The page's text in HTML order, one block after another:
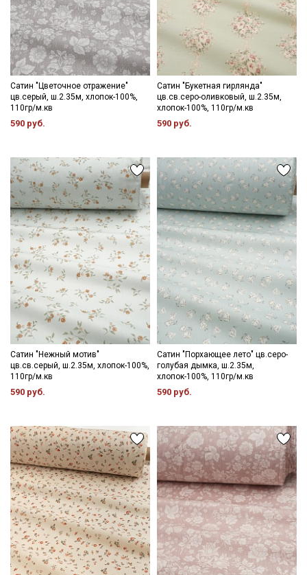
Сатин "Цветочное отражение"
цв.серый, ш.2.35м, хлопок-100%,
110гр/м.кв
590 руб.
Сатин "Букетная гирлянда"
цв.св.серо-оливковый, ш.2.35м,
хлопок-100%, 110гр/м.кв
590 руб.
Сатин "Нежный мотив"
цв.св.серый, ш.2.35м, хлопок-100%,
110гр/м.кв
590 руб.
Сатин "Порхающее лето" цв.серо-
голубая дымка, ш.2.35м,
хлопок-100%, 110гр/м.кв
590 руб.